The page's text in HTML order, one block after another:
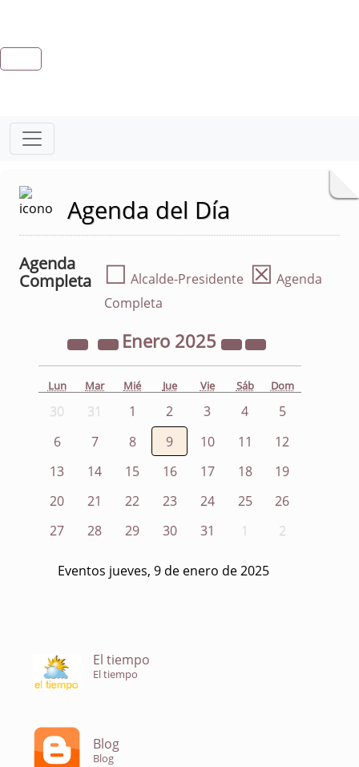
Agenda del Día
Agenda
Completa
☐ Alcalde-Presidente ☒ Agenda
Completa
Enero 2025
Lun Mar Mié Jue Vie Sáb Dom
30 31 1 2 3 4
5
6
7 8 9 10 11
12
13
14 15 16 17 18
19
20
21 22 23 24 25
26
27
28 29 30 31 1 2
Eventos jueves, 9 de enero de 2025
El tiempo
El tiempo
Blog
Blog